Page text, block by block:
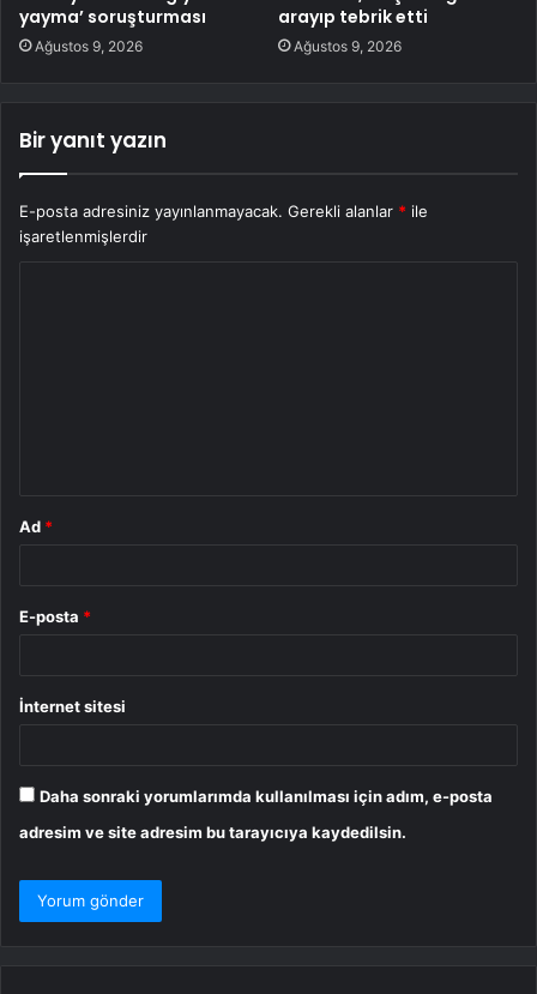
yayma’ soruşturması
Ağustos 9, 2026
arayıp tebrik etti
Ağustos 9, 2026
Bir yanıt yazın
E-posta adresiniz yayınlanmayacak. Gerekli alanlar * ile
işaretlenmişlerdir
Ad *
E-posta *
İnternet sitesi
Daha sonraki yorumlarımda kullanılması için adım, e-posta
adresim ve site adresim bu tarayıcıya kaydedilsin.